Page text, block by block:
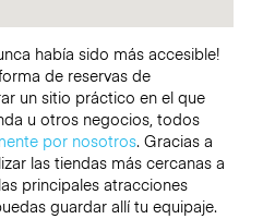
había sido más accesible!
de reservas de
un sitio práctico en el que
u otros negocios, todos
por nosotros. Gracias a
las tiendas más cercanas a
principales atracciones
guardar allí tu equipaje.